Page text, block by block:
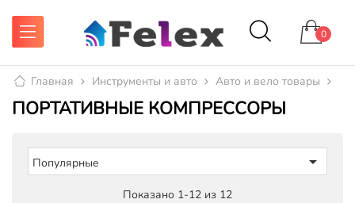
0
Главная Инструменты и авто Авто и вело товары
ПОРТАТИВНЫЕ КОМПРЕССОРЫ
Популярные 
Показано 1-12 из 12